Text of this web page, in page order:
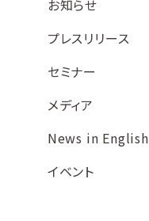
お知らせ
プレスリリース
セミナー
メディア
News in English
イベント